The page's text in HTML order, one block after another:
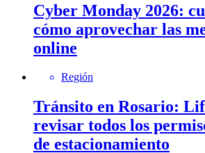
Cyber Monday 2026:
cómo aprovechar las
online
Región
Tránsito en Rosario:
revisar todos los
de estacionamiento